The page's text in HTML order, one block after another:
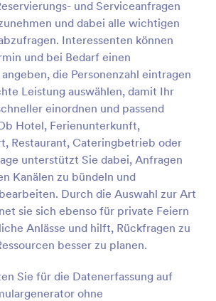
und Serviceanfragen
und dabei alle wichtigen
Interessenten können
und bei Bedarf einen
die Personenzahl eintragen
Leistung auswählen, damit Ihr
einordnen und passend
Hotel, Ferienunterkunft,
Restaurant, Cateringbetrieb oder
unterstützt Sie dabei, Anfragen
Kanälen zu bündeln und
Durch die Auswahl zur Art
sie sich ebenso für private Feiern
Anlässe und hilft, Rückfragen zu
besser zu planen.
Sie für die Datenerfassung auf
ohne
Vorschau